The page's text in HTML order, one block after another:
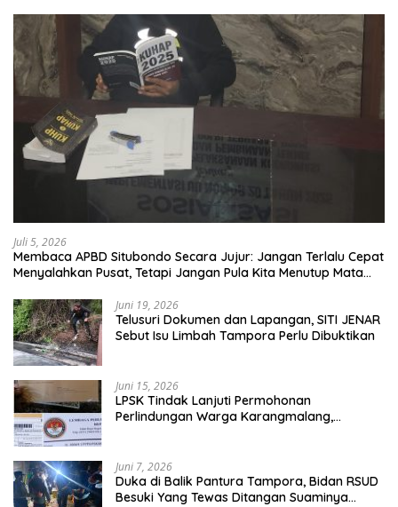
Juli 5, 2026
Membaca APBD Situbondo Secara Jujur: Jangan Terlalu Cepat
Menyalahkan Pusat, Tetapi Jangan Pula Kita Menutup Mata
Juni 19, 2026
Telusuri Dokumen dan Lapangan, SITI JENAR
Sebut Isu Limbah Tampora Perlu Dibuktikan
Juni 15, 2026
LPSK Tindak Lanjuti Permohonan
Perlindungan Warga Karangmalang,
Juni 7, 2026
Duka di Balik Pantura Tampora, Bidan RSUD
Besuki Yang Tewas Ditangan Suaminya